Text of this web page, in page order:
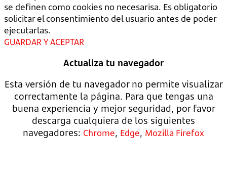
se definen como cookies no necesarisa. Es obligatorio
solicitar el consentimiento del usuario antes de poder
ejecutarlas.
GUARDAR Y ACEPTAR
Actualiza tu navegador
Esta versión de tu navegador no permite visualizar
correctamente la página. Para que tengas una
buena experiencia y mejor seguridad, por favor
descarga cualquiera de los siguientes
navegadores: Chrome, Edge, Mozilla Firefox